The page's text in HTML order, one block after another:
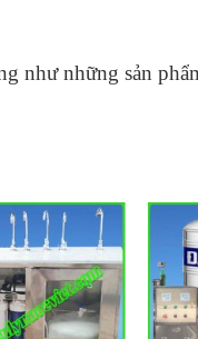
như những sản
ADD TO
WISHLIST